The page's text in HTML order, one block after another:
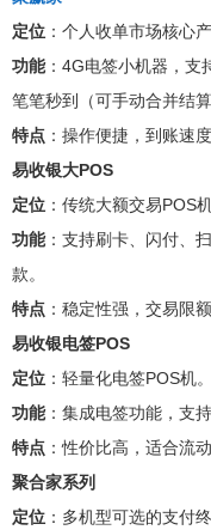
定位 ：个人收单市场核心产
功能：4G电签小机器，支
笔笔秒到（可手动合并结算
特点 ：操作便捷，到账速
易收银大POS
定位 ：传统大额交易POS机
功能：支持刷卡、闪付、
款。
特点 ：稳定性强，交易限
易收银电签POS
定位 ：轻量化电签POS机。
功能：集成电签功能，支
特点 ：性价比高，适合流
聚合家系列
定位 ：多机型可选的支付终